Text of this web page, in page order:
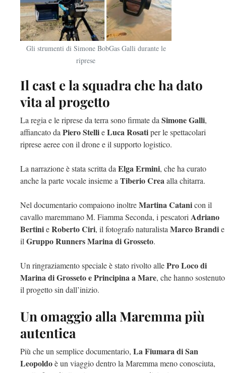
Gli strumenti di Simone BobGas Galli durante le
riprese
Il cast e la squadra che ha dato
vita al progetto
La regia e le riprese da terra sono firmate daSimone Galli,
affiancato daPiero StellieLuca Rosatiper le spettacolari
riprese aeree con il drone e il supporto logistico.
La narrazione è stata scritta daElga Ermini, che ha curato
anche la parte vocale insieme aTiberio Creaalla chitarra.
Nel documentario compaiono inoltreMartina Catanicon il
cavallo maremmano M. Fiamma Seconda, i pescatoriAdriano
BertinieRoberto Ciri, il fotografo naturalistaMarco Brandie
ilGruppo Runners Marina di Grosseto.
Un ringraziamento speciale è stato rivolto allePro Loco di
Marina di Grosseto e Principina a Mare, che hanno sostenuto
il progetto sin dall’inizio.
Un omaggio alla Maremma più
autentica
Più che un semplice documentario, La Fiumara di San
Leopoldoè un viaggio dentro la Maremma meno conosciuta,